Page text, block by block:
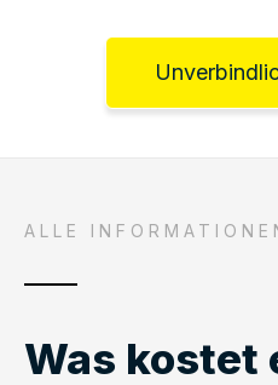
ALLE
Was kostet